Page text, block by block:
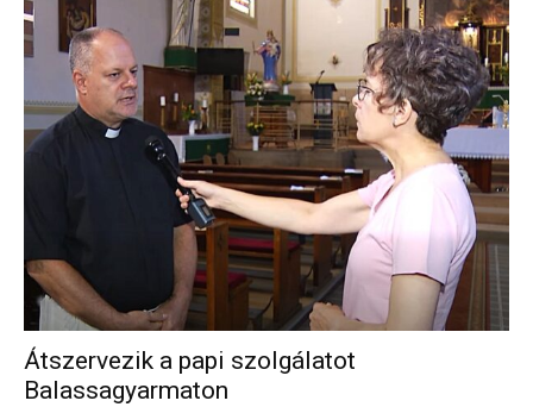
Átszervezik a papi szolgálatot
Balassagyarmaton